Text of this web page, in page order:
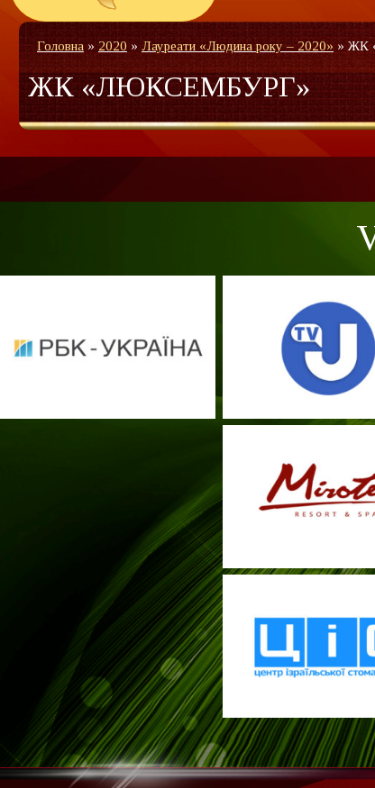
Головна» 2020 » Лауреати «Людина року – 2020» » ЖК
ЖК «ЛЮКСЕМБУРГ»